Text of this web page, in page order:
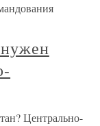
Центрально-